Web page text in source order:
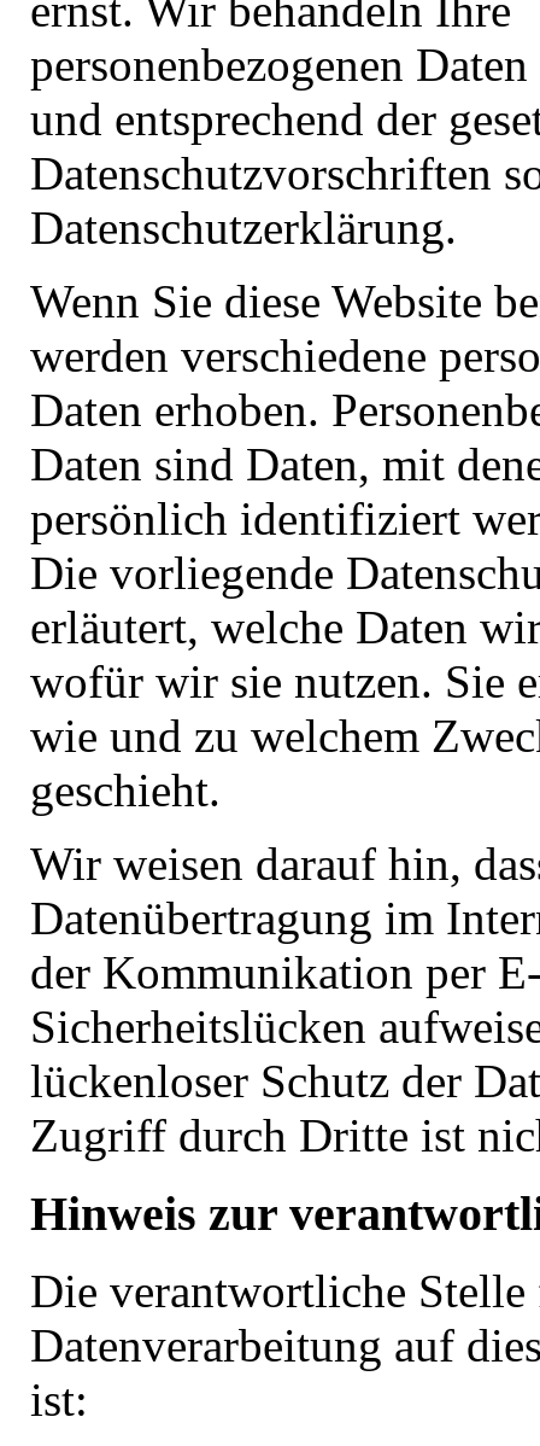
personenbezogenen
und entsprechend der
Datenschutzvorschriften
Datenschutzerklärung.
Wenn Sie diese Website
werden verschiedene
Daten erhoben.
Daten sind Daten, mit
persönlich identifiziert
Die vorliegende
erläutert, welche Daten
wofür wir sie nutzen. Sie
wie und zu welchem
geschieht.
Wir weisen darauf hin,
Datenübertragung im
der Kommunikation per
Sicherheitslücken
lückenloser Schutz der
Zugriff durch Dritte ist
Hinweis zur
Die verantwortliche
Datenverarbeitung auf
ist: